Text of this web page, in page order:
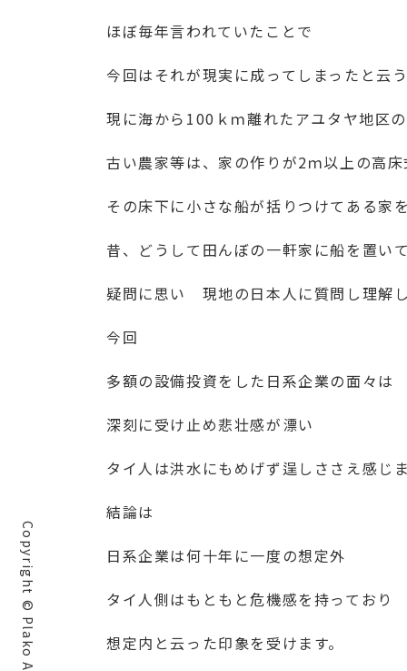
ほぼ毎年言われていたことで
今回はそれが現実に成ってしまったと云う
現に海から100ｋｍ離れたアユタヤ地区の
古い農家等は、家の作りが2ｍ以上の高床
その床下に小さな船が括りつけてある家
昔、どうして田んぼの一軒家に船を置い
疑問に思い 現地の日本人に質問し理解し
今回
多額の設備投資をした日系企業の面々は
深刻に受け止め悲壮感が漂い
タイ人は洪水にもめげず逞しささえ感じま
結論は
日系企業は何十年に一度の想定外
タイ人側はもともと危機感を持っており
想定内と云った印象を受けます。